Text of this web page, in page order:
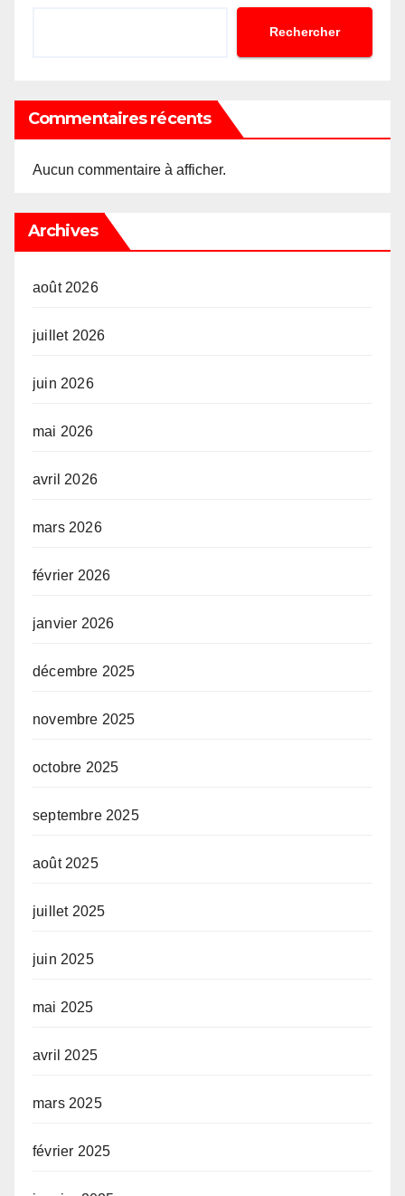
Rechercher
Commentaires récents
Aucun commentaire à afficher.
Archives
août 2026
juillet 2026
juin 2026
mai 2026
avril 2026
mars 2026
février 2026
janvier 2026
décembre 2025
novembre 2025
octobre 2025
septembre 2025
août 2025
juillet 2025
juin 2025
mai 2025
avril 2025
mars 2025
février 2025